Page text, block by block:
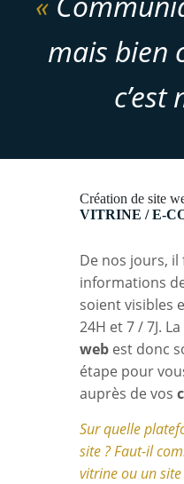
mais bien
c’est
Création de site
VITRINE / E-
De nos jours, il
informations
soient visibles
24H et 7 / 7J. La
webest donc
étape pour
auprès de vos
Sur quelle
site ? Faut-il
vitrine ou un